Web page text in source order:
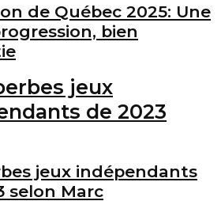
de Québec 2025: Une
bien
jeux indépendants
selon Marc